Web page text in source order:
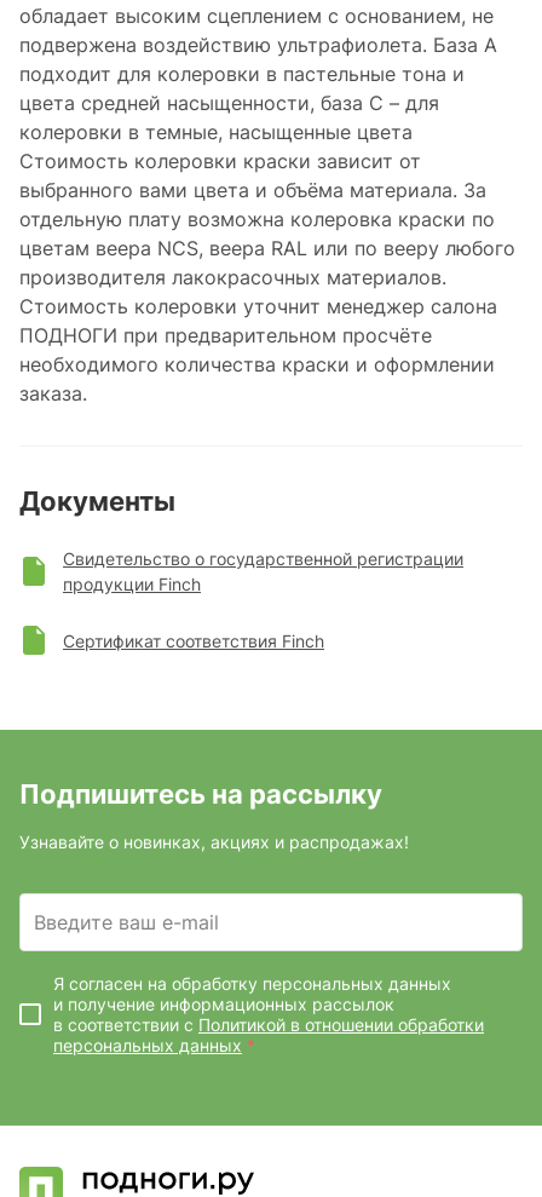
обладает высоким сцеплением с основанием, не
подвержена воздействию ультрафиолета. База А
подходит для колеровки в пастельные тона и
цвета средней насыщенности, база С – для
колеровки в темные, насыщенные цвета
Стоимость колеровки краски зависит от
выбранного вами цвета и объёма материала. За
отдельную плату возможна колеровка краски по
цветам веера NCS, веера RAL или по вееру любого
производителя лакокрасочных материалов.
Стоимость колеровки уточнит менеджер салона
ПОДНОГИ при предварительном просчёте
необходимого количества краски и оформлении
заказа.
Документы
Свидетельство о государственной регистрации
продукции Finch
Сертификат соответствия Finch
Подпишитесь на рассылку
Узнавайте о новинках, акциях и распродажах!
Введите ваш e-mail
Я согласен на обработку персональных данных
и получение информационных рассылок
в соответствии с Политикой в отношении обработки
персональных данных *